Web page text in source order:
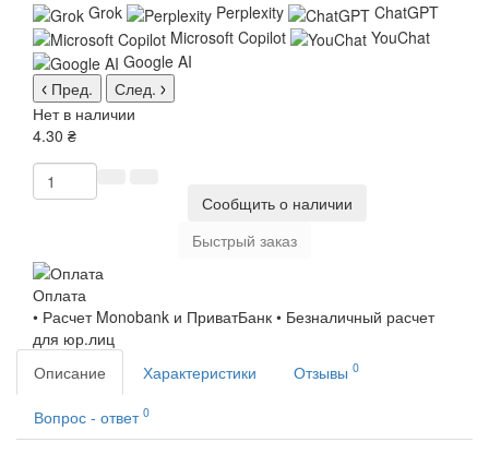
Grok Perplexity
ChatGPT
Microsoft Copilot
YouChat
Google AI
Пред.
След.
Нет в наличии
4.30 ₴
Сообщить о наличии
Быстрый заказ
Оплата
• Расчет Monobank и ПриватБанк • Безналичный расчет
для юр.лиц
Описание
Характеристики Отзывы 0
Вопрос - ответ 0